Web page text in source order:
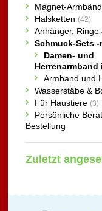
Magnet-
Halsketten (42)
Anhänger, Ringe
Schmuck-Sets
Damen- und
Herrenarmband
Armband und
Wasserstäbe &
Für Haustiere (3)
Persönliche
Bestellung
Zuletzt